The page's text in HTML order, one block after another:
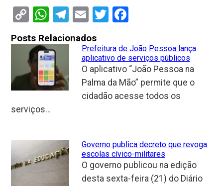
Copy
Link
WhatsApp
Telegram
EmailTwitter
Posts Relacionados
Prefeitura de João Pessoa lança
aplicativo de serviços públicos
O aplicativo “João Pessoa na
Palma da Mão” permite que o
cidadão acesse todos os
serviços…
Governo publica decreto que revoga
escolas cívico-militares
O governo publicou na edição
desta sexta-feira (21) do Diário